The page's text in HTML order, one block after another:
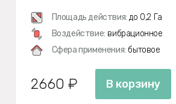
ПОЛЕВОКПлощадь действия: до 0,2 Га
Воздействие: вибрационное
Сфера применения: бытовое
2660 ₽ В корзину